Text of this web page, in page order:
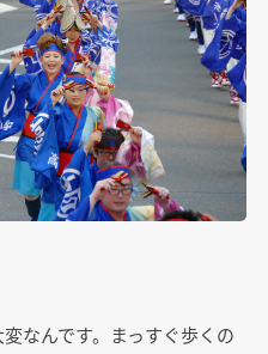
なんです。まっすぐ歩くの